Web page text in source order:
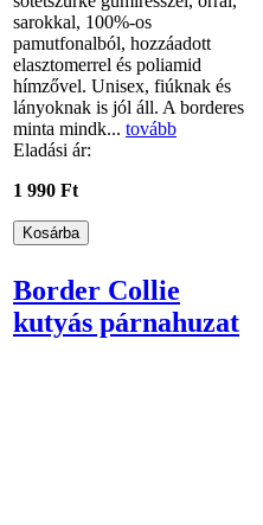
sarokkal, 100%-os
pamutfonalból, hozzáadott
elasztomerrel és poliamid
hímzővel. Unisex, fiúknak és
lányoknak is jól áll. A borderes
minta mindk... tovább
Eladási ár:
1 990 Ft
Border Collie
kutyás párnahuzat